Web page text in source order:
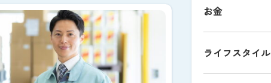
お金
ライフスタイル